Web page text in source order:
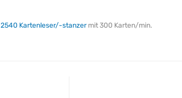
2540 Kartenleser/-stanzermit 300 Karten/min.